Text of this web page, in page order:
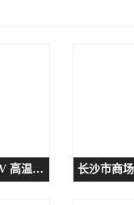
国标25SiMn2MoV 高温稳定性较强-耐热性不错